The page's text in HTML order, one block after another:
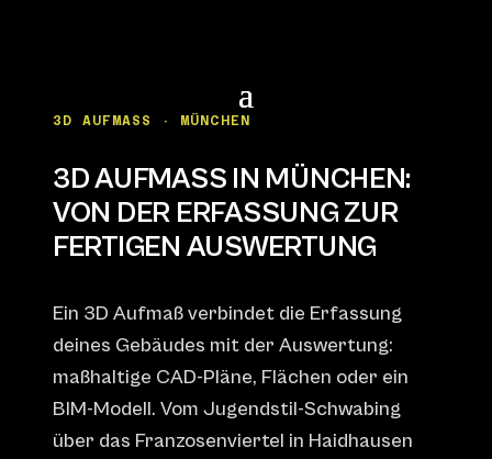
3D AUFMASS · MÜNCHEN
3D AUFMASS IN MÜNCHEN: V
ON DER ERFASSUNG ZUR F
ERTIGEN AUSWERTUNG
Ein 3D Aufmaß verbindet die Erfassung
deines Gebäudes mit der Auswertung:
maßhaltige CAD-Pläne, Flächen oder ein
BIM-Modell. Vom Jugendstil-Schwabing
über das Franzosenviertel in Haidhausen